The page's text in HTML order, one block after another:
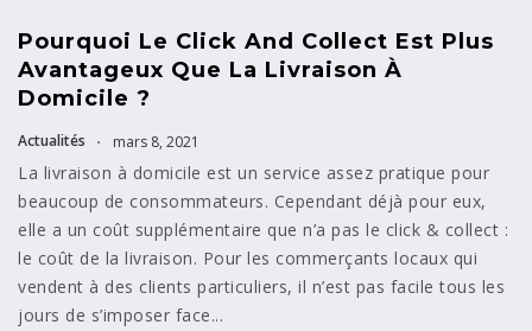
Pourquoi Le Click And Collect Est Plus
Avantageux Que La Livraison À
Domicile ?
Actualités mars 8, 2021
La livraison à domicile est un service assez pratique pour
beaucoup de consommateurs. Cependant déjà pour eux,
elle a un coût supplémentaire que n’a pas le click & collect :
le coût de la livraison. Pour les commerçants locaux qui
vendent à des clients particuliers, il n’est pas facile tous les
jours de s’imposer face...